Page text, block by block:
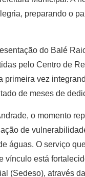
preparando o
do Balé
pelo Centro de
vez
de meses de
o momento
de
águas. O serviço
vínculo está
(Sedeso), através